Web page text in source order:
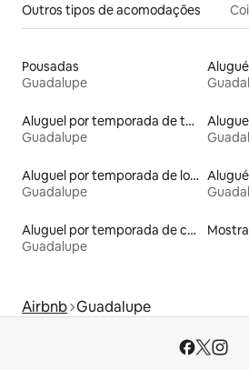
Outros tipos de acomodações
Pousadas
Guadalupe
Aluguel por temporada de townhouses
Guadalupe
Aluguel por temporada de lofts
Guadalupe
Aluguel por temporada de casas de hóspedes
Guadalupe
Airbnb Guadalupe